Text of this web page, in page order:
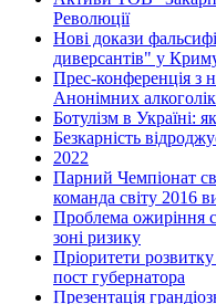
Революції
Нові докази
диверсантів" у
Прес-конференція з
Анонімних
Ботулізм в Україні:
Безкарність
2022
Парний Чемпіонат
команда світу 2016
Проблема ожиріння
зоні ризику
Пріоритети
пост губернатора
Презентація